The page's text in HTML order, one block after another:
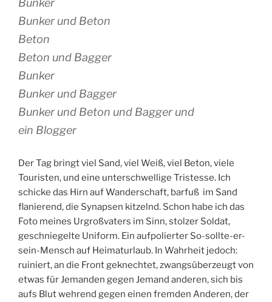
Bunker
Bunker und Beton
Beton
Beton und Bagger
Bunker
Bunker und Bagger
Bunker und Beton und Bagger und
ein Blogger
Der Tag bringt viel Sand, viel Weiß, viel Beton, viele
Touristen, und eine unterschwellige Tristesse. Ich
schicke das Hirn auf Wanderschaft, barfuß im Sand
flanierend, die Synapsen kitzelnd. Schon habe ich das
Foto meines Urgroßvaters im Sinn, stolzer Soldat,
geschniegelte Uniform. Ein aufpolierter So-sollte-er-
sein-Mensch auf Heimaturlaub. In Wahrheit jedoch:
ruiniert, an die Front geknechtet, zwangsüberzeugt von
etwas für Jemanden gegen Jemand anderen, sich bis
aufs Blut wehrend gegen einen fremden Anderen, der